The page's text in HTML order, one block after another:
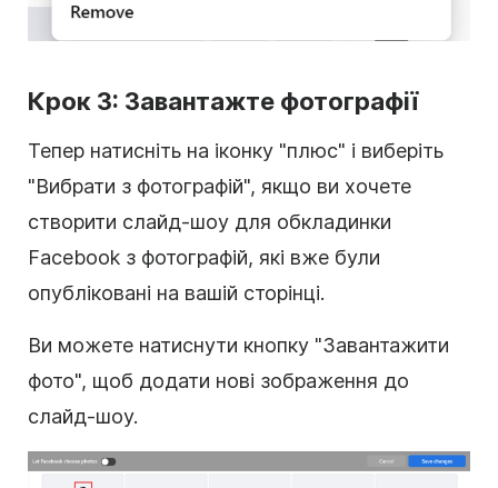
Крок 3: Завантажте фотографії
Тепер натисніть на іконку "плюс" і виберіть
"Вибрати з фотографій", якщо ви хочете
створити слайд-шоу для обкладинки
Facebook з фотографій, які вже були
опубліковані на вашій сторінці.
Ви можете натиснути кнопку "Завантажити
фото", щоб додати нові зображення до
слайд-шоу.